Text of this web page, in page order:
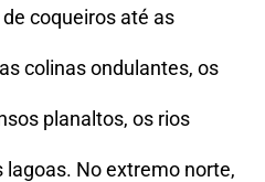
coqueiros até as
colinas ondulantes, os
planaltos, os rios
No extremo norte,